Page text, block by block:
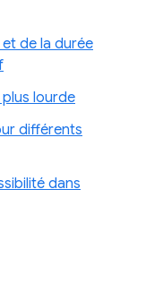
de la durée
plus lourde
différents
dans